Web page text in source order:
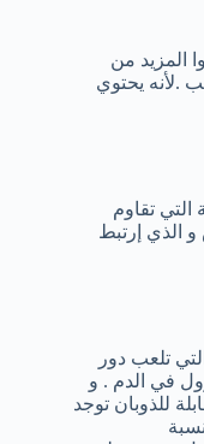
المزيد من
.لأنه يحتوي
التي تقاوم
الذي إرتبط
تلعب دور
في الدم . و
القابلة للذوبان توجد
نسبة